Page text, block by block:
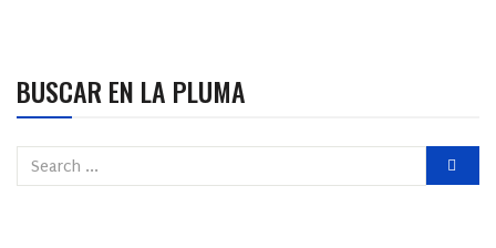
BUSCAR EN LA PLUMA